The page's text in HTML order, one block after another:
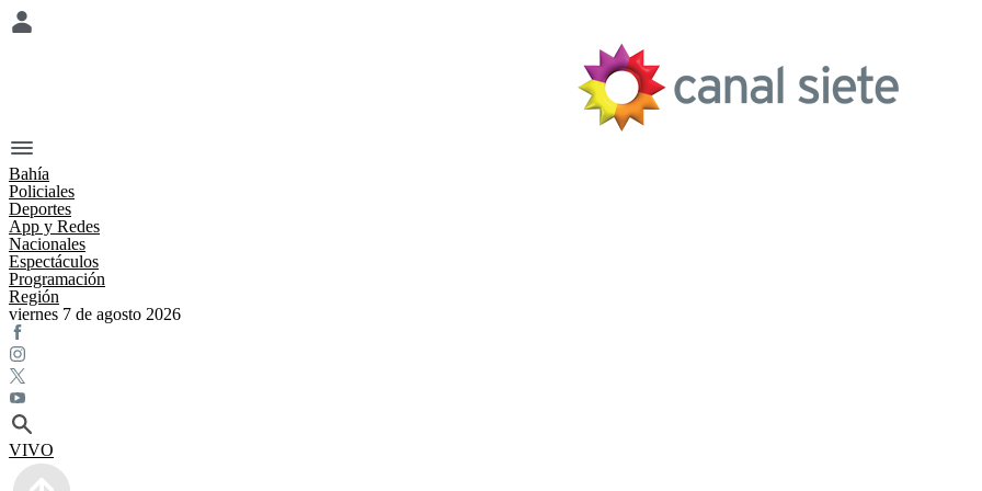
Bahía
Policiales
Deportes
App y Redes
Nacionales
Espectáculos
Programación
Región
viernes 7 de agosto 2026
VIVO